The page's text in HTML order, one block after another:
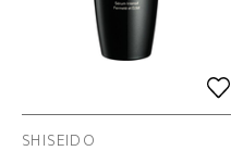
SHISEIDO